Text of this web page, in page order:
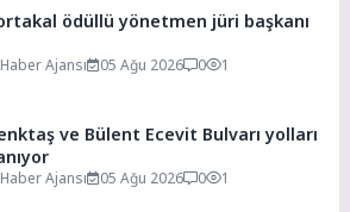
ödüllü yönetmen jüri başkanı
Ajansı 05 Ağu 2026 0 1
ve Bülent Ecevit Bulvarı yolları
Ajansı 05 Ağu 2026 0 1